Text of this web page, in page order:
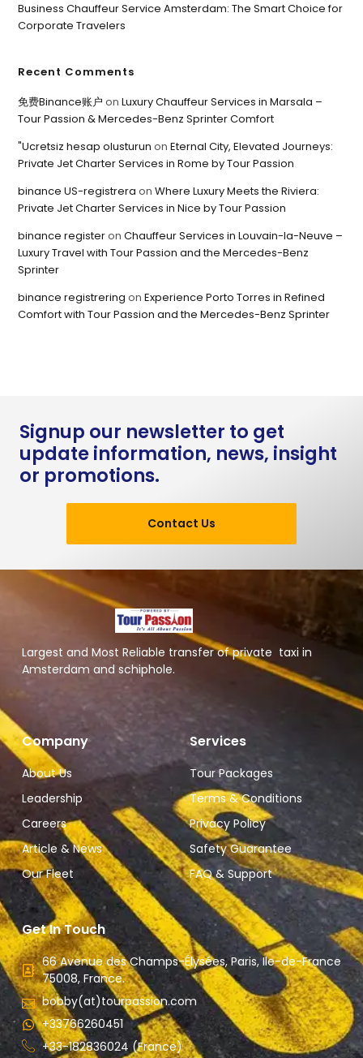
Business Chauffeur Service Amsterdam: The Smart Choice for
Corporate Travelers
Recent Comments
免费Binance账户 onLuxury Chauffeur Services in Marsala –
Tour Passion & Mercedes-Benz Sprinter Comfort
"Ucretsiz hesap olusturun onEternal City, Elevated Journeys:
Private Jet Charter Services in Rome by Tour Passion
binance US-registrera onWhere Luxury Meets the Riviera:
Private Jet Charter Services in Nice by Tour Passion
binance registeronChauffeur Services in Louvain-la-Neuve –
Luxury Travel with Tour Passion and the Mercedes-Benz
Sprinter
binance registrering onExperience Porto Torres in Refined
Comfort with Tour Passion and the Mercedes-Benz Sprinter
Signup our newsletter to get
update information, news, insight
or promotions.
Contact Us
Largest and Most Reliable transfer of private taxi in
Amsterdam and schiphole.
Company
About Us
Leadership
Careers
Article & News
Our Fleet
Services
Tour Packages
Terms & Conditions
Privacy Policy
Safety Guarantee
FAQ & Support
Get In Touch
66 Avenue des Champs-Élysées, Paris, Ile-de-France
75008, France.
bobby(at)tourpassion.com
+33766260451
+33-182836024 (France)